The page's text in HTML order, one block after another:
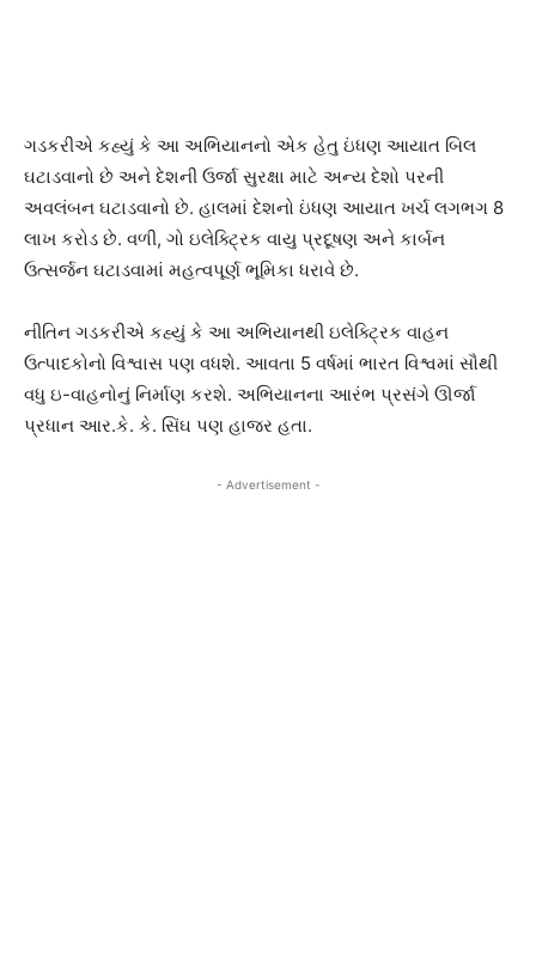
ગડકરીએ કહ્યું કે આ અભિયાનનો એક હેતુ ઇંધણ આયાત બિલ
ઘટાડવાનો છે અને દેશની ઉર્જા સુરક્ષા માટે અન્ય દેશો પરની
અવલંબન ઘટાડવાનો છે. હાલમાં દેશનો ઇંધણ આયાત ખર્ચ લગભગ 8
લાખ કરોડ છે. વળી, ગો ઇલેક્ટ્રિક વાયુ પ્રદૂષણ અને કાર્બન
ઉત્સર્જન ઘટાડવામાં મહત્વપૂર્ણ ભૂમિકા ધરાવે છે.
નીતિન ગડકરીએ કહ્યું કે આ અભિયાનથી ઇલેક્ટ્રિક વાહન
ઉત્પાદકોનો વિશ્વાસ પણ વધશે. આવતા 5 વર્ષમાં ભારત વિશ્વમાં સૌથી
વધુ ઇ-વાહનોનું નિર્માણ કરશે. અભિયાનના આરંભ પ્રસંગે ઊર્જા
પ્રધાન આર.કે. કે. સિંઘ પણ હાજર હતા.
- Advertisement -